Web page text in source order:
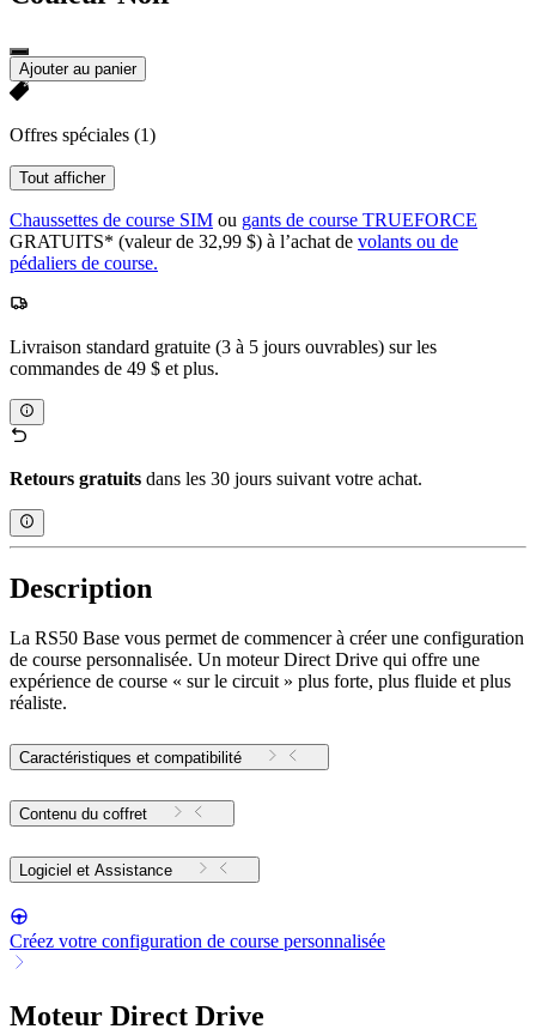
Ajouter au panier
Offres spéciales (1)
Tout afficher
Chaussettes de course SIM ou gants de course TRUEFORCE
GRATUITS* (valeur de 32,99 $) à l’achat de volants ou de
pédaliers de course.
Livraison standard gratuite (3 à 5 jours ouvrables) sur les
commandes de 49 $ et plus.
Retours gratuits dans les 30 jours suivant votre achat.
Description
La RS50 Base vous permet de commencer à créer une configuration
de course personnalisée. Un moteur Direct Drive qui offre une
expérience de course « sur le circuit » plus forte, plus fluide et plus
réaliste.
Caractéristiques et compatibilité
Contenu du coffret
Logiciel et Assistance
Créez votre configuration de course personnalisée
Moteur Direct Drive